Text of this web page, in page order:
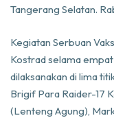
Tangerang Selatan.
Kegiatan Serbuan
Kostrad selama empat
dilaksanakan di lima
Brigif Para Raider-17
(Lenteng Agung),